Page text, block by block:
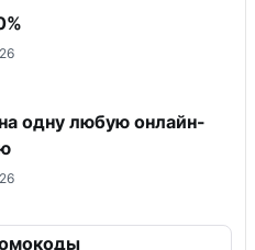
одну любую онлайн-